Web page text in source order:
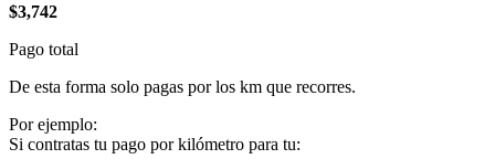
$3,742
Pago total
De esta forma solo pagas por los km que recorres.
Por ejemplo:
Si contratas tu pago por kilómetro para tu: